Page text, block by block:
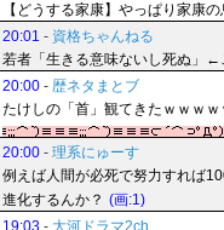
【どうする家康】やっぱり家康
20:01 - 資格ちゃんねる
若者「生きる意味ないし死ぬ」
20:00 - 歴ネタまとブ
たけしの「首」観てきたｗｗｗ
20:00 - 理系にゅーす
例えば人間が必死で努力すれば
進化するんか？ (画:1)
19:03 - 大河ドラマ2ch